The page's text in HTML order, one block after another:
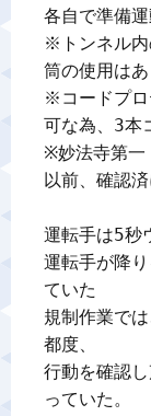
各自で準備運
※トンネル内
筒の使用は
※コードプロ
可な為、3本
※妙法寺第一
以前、確認
運転手は5秒
運転手が降
ていた
規制作業で
都度、
行動を確認
っていた。